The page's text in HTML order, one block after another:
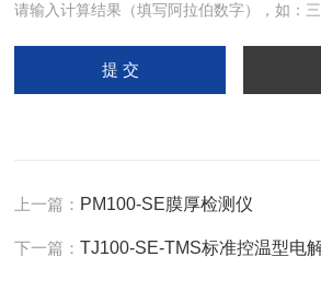
请输入计算结果（填写阿拉伯数字），如：
上一篇： PM100-SE膜厚检测仪
下一篇：TJ100-SE-TMS标准控温型电